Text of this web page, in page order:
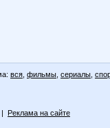
вся фильмы сериалы
| Реклама на сайте